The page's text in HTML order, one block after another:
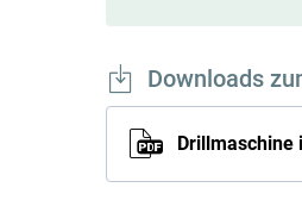
Downloads
Drillmaschine